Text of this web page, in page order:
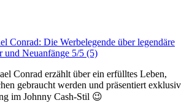
Conrad: Die Werbelegende über legendäre
und Neuanfänge 5/5 (5)
Conrad erzählt über ein erfülltes Leben,
gebraucht werden und präsentiert exklusiv
im Johnny Cash-Stil 😉